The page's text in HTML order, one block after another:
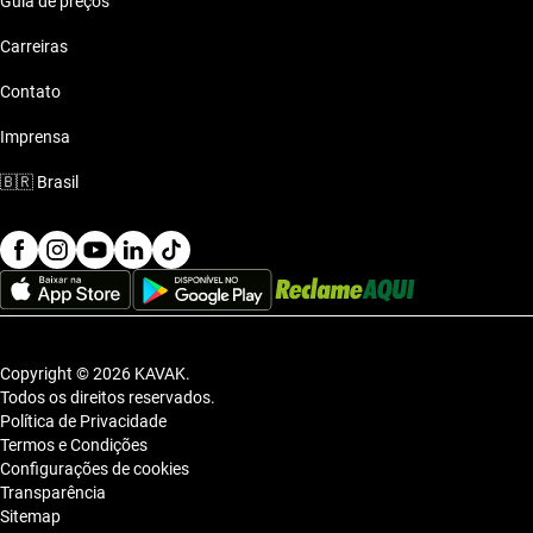
Carreiras
Contato
Imprensa
🇧🇷 Brasil
Copyright © 2026 KAVAK.
Todos os direitos reservados.
Política de Privacidade
Termos e Condições
Configurações de cookies
Transparência
Sitemap